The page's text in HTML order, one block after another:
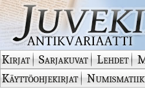
Kirjat Sarjakuvat Lehdet
Käyttöohjekirjat